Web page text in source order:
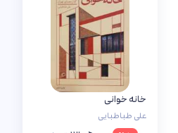
خانه خوانی
علی طباطبایی